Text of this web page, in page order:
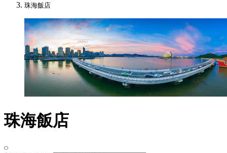
珠海飯店
珠海飯店